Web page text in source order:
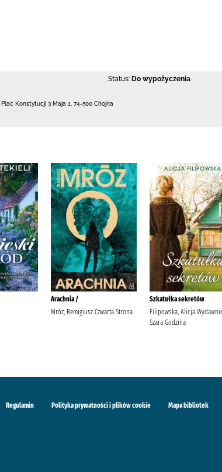
Status: Do wypożyczenia
Plac Konstytucji 3 Maja 1 74-500 Chojna
Arachnia /
Mróz, Remigiusz Czwarta Strona.
Szkatułka sekretów
Filipowska, Alicja
Szara Godzina
Regulamin Polityka prywatności i plików cookie Mapa bibliotek